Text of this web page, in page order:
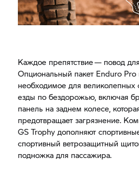
Каждое препятствие — повод
Опциональный пакет Enduro Pro
необходимое для
езды по бездорожью, включая
панель на заднем колесе,
предотвращает загрязнение.
GS Trophy дополняют
спортивный ветрозащитный
подножка для пассажира.